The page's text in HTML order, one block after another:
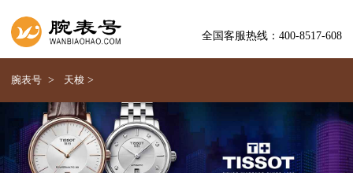
全国客服热线：400-8517-608
腕表号 > 天梭 >